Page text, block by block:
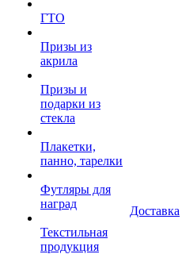
ГТО
Призы из
акрила
Призы и
подарки из
стекла
Плакетки,
панно, тарелки
Футляры для
наград
Текстильная
продукция
Доставка